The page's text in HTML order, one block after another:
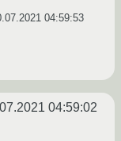
04:59:53
04:59:02